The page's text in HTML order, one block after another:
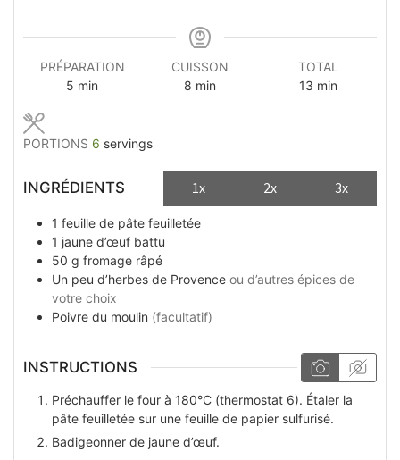
PRÉPARATION
5 minutes
min
CUISSON
8 minutes
min
TOTAL
13minutes
min
PORTIONS 6 servings
INGRÉDIENTS 1x 2x 3x
1 feuille de pâte feuilletée
1 jaune d’œuf battu
50 g fromage râpé
Un peu d’herbes de Provence ou d’autres épices de
votre choix
Poivre du moulin (facultatif)
INSTRUCTIONS
Préchauffer le four à 180°C (thermostat 6). Étaler la
pâte feuilletée sur une feuille de papier sulfurisé.
Badigeonner de jaune d’œuf.